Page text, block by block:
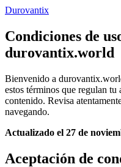
Durovantix
Condiciones de
durovantix.world
Bienvenido a
estos términos que regulan tu
contenido. Revisa
navegando.
Actualizado el 27 de
Aceptación de